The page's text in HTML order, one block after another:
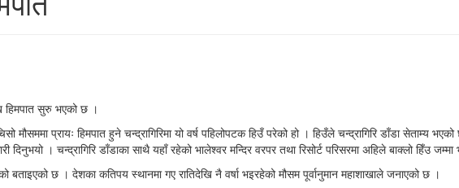
हिमपात सुरु भएको छ ।
मौसममा प्रायः हिमपात हुने चन्द्रागिरिमा यो वर्ष पहिलोपटक हिउँ परेको हो । हिउँले चन्द्रागिरि डाँडा सेताम्य
। चन्द्रागिरि डाँडाका साथै यहाँ रहेको भालेश्वर मन्दिर वरपर तथा रिसोर्ट परिसरमा अहिले बाक्लो हिँउ
छ । देशका कतिपय स्थानमा गए रातिदेखि नै वर्षा भइरहेको मौसम पूर्वानुमान महाशाखाले जनाएको छ ।